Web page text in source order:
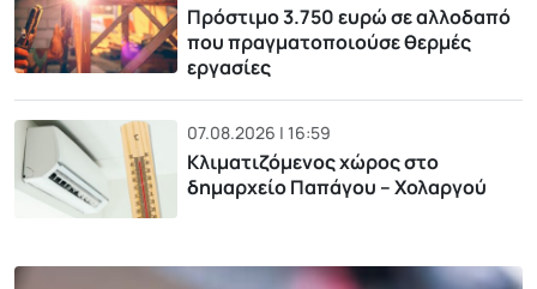
Πρόστιμο 3.750 ευρώ σε αλλοδαπό
που πραγματοποιούσε θερμές
εργασίες
07.08.2026 | 16:59
Κλιματιζόμενος χώρος στο
δημαρχείο Παπάγου – Χολαργού